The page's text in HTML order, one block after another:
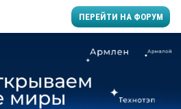
ПЕРЕЙТИ НА ФОРУМ
Вакуум-формовочные